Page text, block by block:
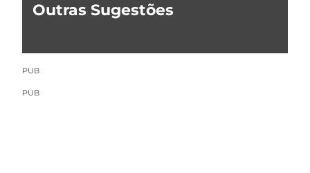
Outras Sugestões
PUB
PUB